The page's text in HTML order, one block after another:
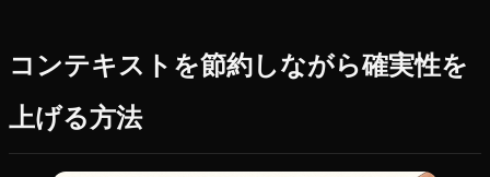
コンテキストを節約しながら確実性を
上げる方法